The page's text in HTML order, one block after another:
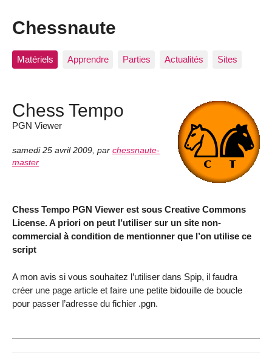
Chessnaute
Matériels Apprendre Parties Actualités Sites
Chess Tempo
PGN Viewer
samedi 25 avril 2009, par chessnaute-
master
Chess Tempo PGN Viewer est sous Creative Commons
License. A priori on peut l’utiliser sur un site non-
commercial à condition de mentionner que l’on utilise ce
script
A mon avis si vous souhaitez l’utiliser dans Spip, il faudra
créer une page article et faire une petite bidouille de boucle
pour passer l’adresse du fichier .pgn.